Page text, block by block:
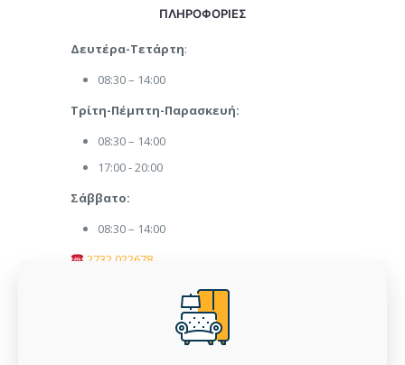
ΠΛΗΡΟΦΟΡΙΕΣ
Δευτέρα-Τετάρτη:
08:30 – 14:00
Τρίτη-Πέμπτη-Παρασκευή:
08:30 – 14:00
17:00 - 20:00
Σάββατο:
08:30 – 14:00
2732 022678
afoipanaritiepipla@gmail.com